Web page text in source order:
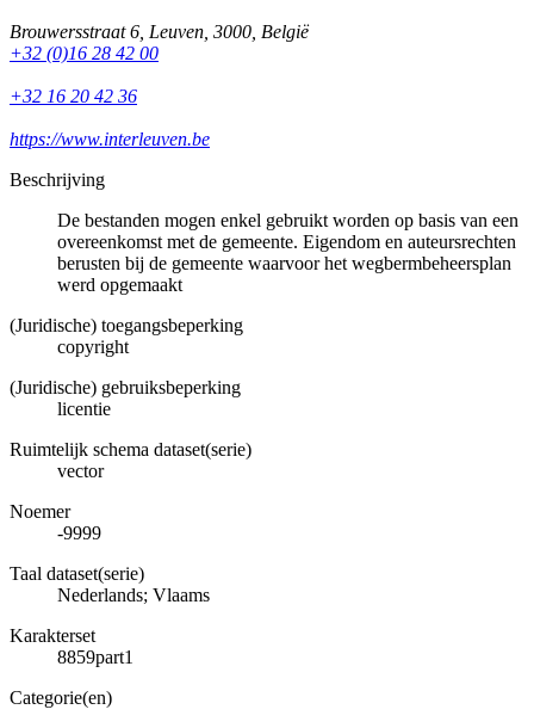
Brouwersstraat 6 Leuven 3000 België
+32 (0)16 28 42 00
+32 16 20 42 36
https://www.interleuven.be
Beschrijving
De bestanden mogen enkel gebruikt worden op basis van een
overeenkomst met de gemeente. Eigendom en auteursrechten
berusten bij de gemeente waarvoor het wegbermbeheersplan
werd opgemaakt
(Juridische) toegangsbeperking
copyright
(Juridische) gebruiksbeperking
licentie
Ruimtelijk schema dataset(serie)
vector
Noemer
-9999
Taal dataset(serie)
Nederlands; Vlaams
Karakterset
8859part1
Categorie(en)